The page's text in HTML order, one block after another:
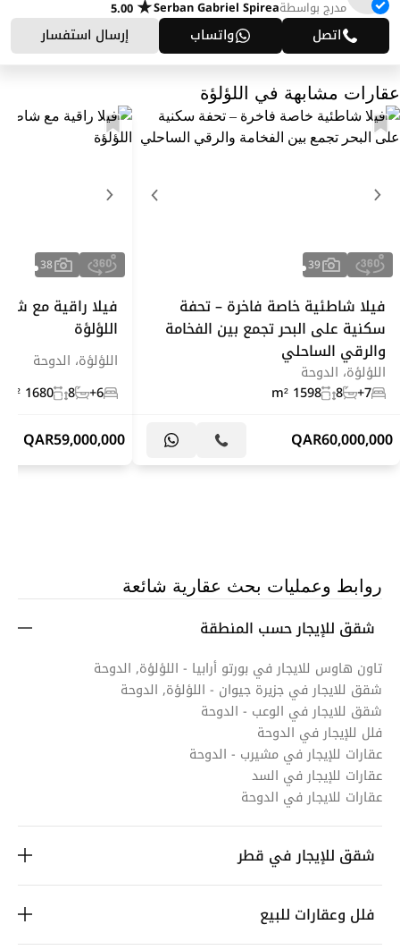
مدرج بواسطةSerban Gabriel Spirea
5.00
اتصل واتساب إرسال استفسار
عقارات مشابهة في اللؤلؤة
39
فيلا شاطئية خاصة فاخرة – تحفة
سكنية على البحر تجمع بين الفخامة
والرقي الساحلي
اللؤلؤة، الدوحة
7+
8
1598 m²
60,000,000
QAR
38
فيلا راقية مع
اللؤلؤة
اللؤلؤة، الدوحة
6+
8
1680 m²
59,000,000
QAR
روابط وعمليات بحث عقارية شائعة
شقق للإيجار حسب المنطقة
تاون هاوس للايجار في بورتو أرابيا - اللؤلؤة, الدوحة
شقق للايجار في جزيرة جيوان - اللؤلؤة, الدوحة
شقق للايجار في الوعب - الدوحة
فلل للإيجار في الدوحة
عقارات للإيجار في مشيرب - الدوحة
عقارات للإيجار في السد
عقارات للايجار في الدوحة
شقق للإيجار في قطر
فلل وعقارات للبيع